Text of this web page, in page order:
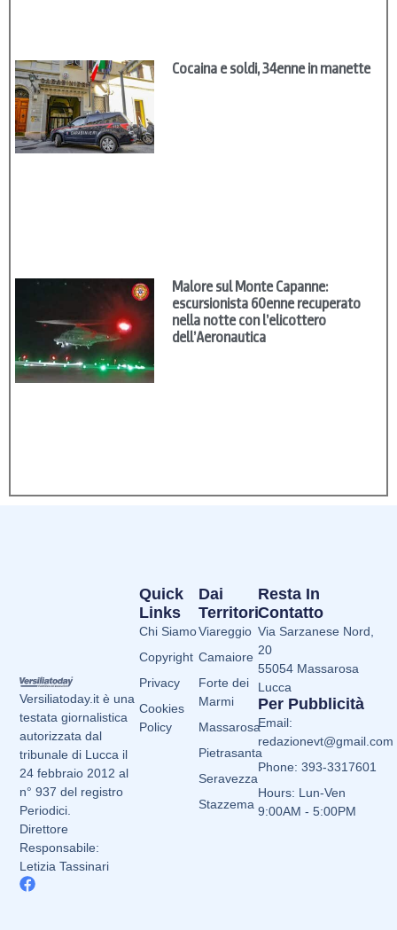
Cocaina e soldi, 34enne in manette
Malore sul Monte Capanne:
escursionista 60enne recuperato
nella notte con l’elicottero
dell’Aeronautica
Versiliatoday.it è una
testata giornalistica
autorizzata dal
tribunale di Lucca il
24 febbraio 2012 al
n° 937 del registro
Periodici.
Direttore
Responsabile:
Letizia Tassinari
Dai
Territori
Viareggio
Camaiore
Forte dei
Marmi
Massarosa
Pietrasanta
Seravezza
Stazzema
Quick
Links
Chi Siamo
Copyright
Privacy
Cookies
Policy
Resta In
Contatto
Via Sarzanese Nord,
20
55054 Massarosa
Lucca
Per Pubblicità
Email:
redazionevt@gmail.com
Phone: 393-3317601
Hours: Lun-Ven
9:00AM - 5:00PM